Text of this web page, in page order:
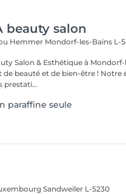
beauty salon
Hemmer Mondorf-les-Bains L-
Salon & Esthétique à Mondorf-les-Bains
beauté et de bien-être ! Notre
prestati...
paraffine seule
Sandweiler L-5230